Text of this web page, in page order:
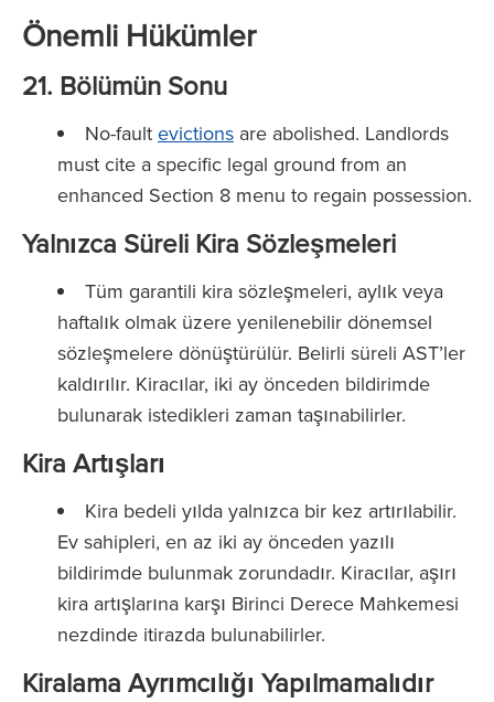
Önemli Hükümler
21. Bölümün Sonu
No-fault evictions are abolished. Landlords
must cite a specific legal ground from an
enhanced Section 8 menu to regain possession.
Yalnızca Süreli Kira Sözleşmeleri
Tüm garantili kira sözleşmeleri, aylık veya
haftalık olmak üzere yenilenebilir dönemsel
sözleşmelere dönüştürülür. Belirli süreli AST’ler
kaldırılır. Kiracılar, iki ay önceden bildirimde
bulunarak istedikleri zaman taşınabilirler.
Kira Artışları
Kira bedeli yılda yalnızca bir kez artırılabilir.
Ev sahipleri, en az iki ay önceden yazılı
bildirimde bulunmak zorundadır. Kiracılar, aşırı
kira artışlarına karşı Birinci Derece Mahkemesi
nezdinde itirazda bulunabilirler.
Kiralama Ayrımcılığı Yapılmamalıdır